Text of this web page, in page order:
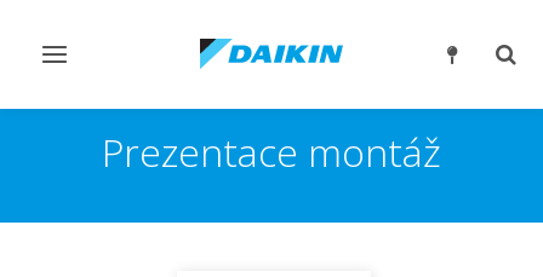
Přepnout
Prezentace montáž